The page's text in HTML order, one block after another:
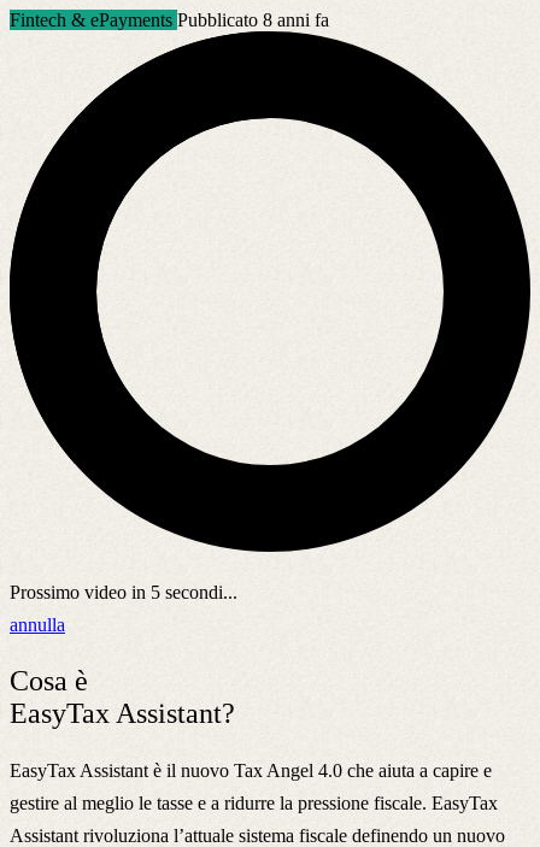
Fintech & ePayments Pubblicato 8 anni fa
Prossimo video in 5 secondi...
annulla
Cosa è
EasyTax Assistant?
EasyTax Assistant è il nuovo Tax Angel 4.0 che aiuta a capire e
gestire al meglio le tasse e a ridurre la pressione fiscale. EasyTax
Assistant rivoluziona l’attuale sistema fiscale definendo un nuovo